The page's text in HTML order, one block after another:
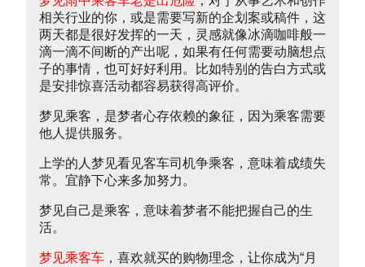
相关行业的你，或是需要写新的企划案或稿件，这
两天都是很好发挥的一天，灵感就像冰滴咖啡般一
滴一滴不间断的产出呢，如果有任何需要动脑想点
子的事情，也可好好利用。比如特别的告白方式或
是安排惊喜活动都容易获得高评价。
梦见乘客，是梦者心存依赖的象征，因为乘客需要
他人提供服务。
上学的人梦见看见客车司机争乘客，意味着成绩失
常。宜静下心来多加努力。
梦见自己是乘客，意味着梦者不能把握自己的生
活。
梦见乘客车 ，喜欢就买的购物理念，让你成为“月